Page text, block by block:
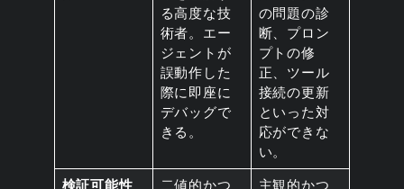
る高度な技
術者。エー
ジェントが
誤動作した
際に即座に
デバッグで
きる。
の問題の診
断、プロン
プトの修
正、ツール
接続の更新
といった対
応ができな
い。
検証可能性
二値的かつ
主観的かつ